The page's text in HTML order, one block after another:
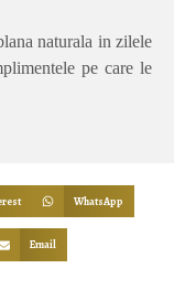
naturala in zilele
pe care le
WhatsApp
Email